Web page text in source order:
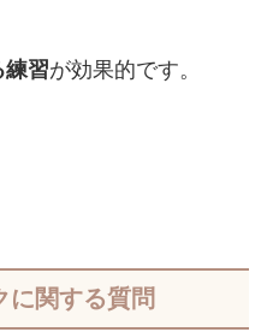
練習が効果的です。
に関する質問